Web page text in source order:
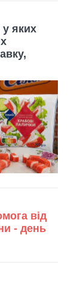
яких
від
- день